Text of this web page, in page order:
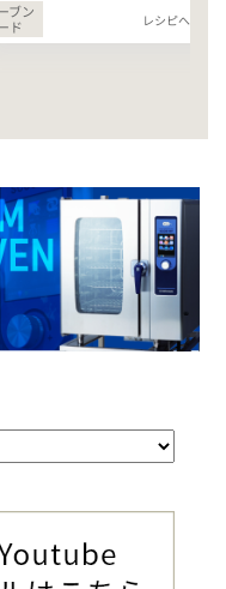
ブン
ド
レシピへ→